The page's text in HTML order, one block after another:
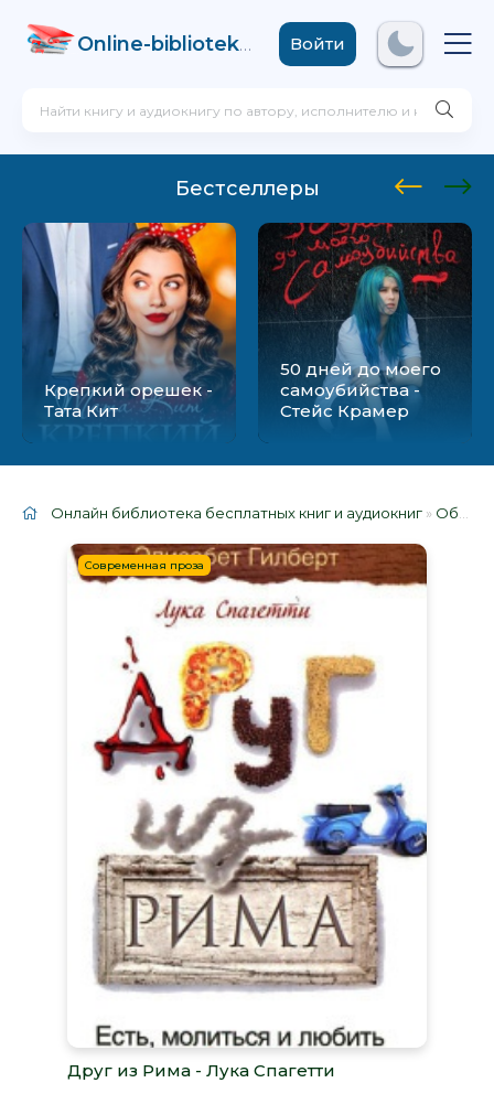
Online-biblioteka .comВойти
Бестселлеры
Крепкий орешек -
Тата Кит
50 дней до моего
самоубийства -
Стейс Крамер
Онлайн библиотека бесплатных книг и аудиокниг » Облако тегов
Современная проза
Друг из Рима - Лука Спагетти